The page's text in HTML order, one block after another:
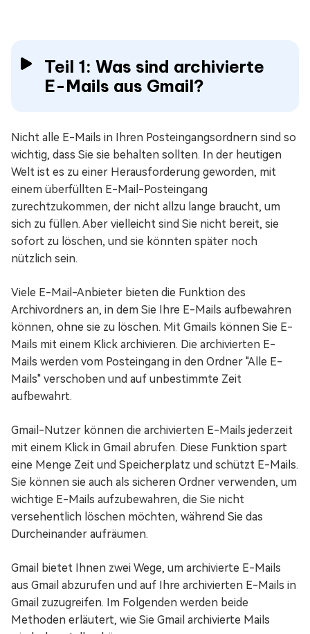
Teil 1: Was sind archivierte
E-Mails aus Gmail?
Nicht alle E-Mails in Ihren Posteingangsordnern sind so
wichtig, dass Sie sie behalten sollten. In der heutigen
Welt ist es zu einer Herausforderung geworden, mit
einem überfüllten E-Mail-Posteingang
zurechtzukommen, der nicht allzu lange braucht, um
sich zu füllen. Aber vielleicht sind Sie nicht bereit, sie
sofort zu löschen, und sie könnten später noch
nützlich sein.
Viele E-Mail-Anbieter bieten die Funktion des
Archivordners an, in dem Sie Ihre E-Mails aufbewahren
können, ohne sie zu löschen. Mit Gmails können Sie E-
Mails mit einem Klick archivieren. Die archivierten E-
Mails werden vom Posteingang in den Ordner "Alle E-
Mails" verschoben und auf unbestimmte Zeit
aufbewahrt.
Gmail-Nutzer können die archivierten E-Mails jederzeit
mit einem Klick in Gmail abrufen. Diese Funktion spart
eine Menge Zeit und Speicherplatz und schützt E-Mails.
Sie können sie auch als sicheren Ordner verwenden, um
wichtige E-Mails aufzubewahren, die Sie nicht
versehentlich löschen möchten, während Sie das
Durcheinander aufräumen.
Gmail bietet Ihnen zwei Wege, um archivierte E-Mails
aus Gmail abzurufen und auf Ihre archivierten E-Mails in
Gmail zuzugreifen. Im Folgenden werden beide
Methoden erläutert, wie Sie Gmail archivierte Mails